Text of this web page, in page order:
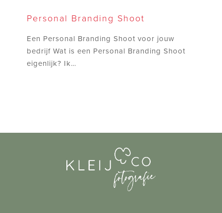
Branding
Personal Branding Shoot
Een Personal Branding Shoot voor jouw
bedrijf Wat is een Personal Branding Shoot
eigenlijk? Ik…